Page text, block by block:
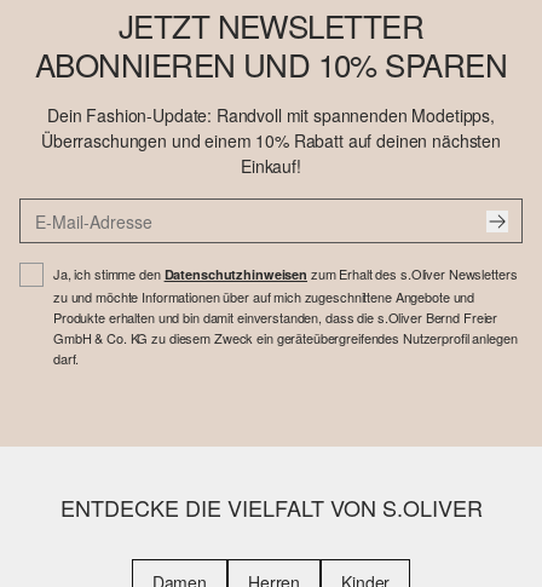
JETZT NEWSLETTER
ABONNIEREN UND 10% SPAREN
Dein Fashion-Update: Randvoll mit spannenden Modetipps,
Überraschungen und einem 10% Rabatt auf deinen nächsten
Einkauf!
Ja, ich stimme den Datenschutzhinweisen zum Erhalt des s.Oliver Newsletters
zu und möchte Informationen über auf mich zugeschnittene Angebote und
Produkte erhalten und bin damit einverstanden, dass die s.Oliver Bernd Freier
GmbH & Co. KG zu diesem Zweck ein geräteübergreifendes Nutzerprofil anlegen
darf.
ENTDECKE DIE VIELFALT VON S.OLIVER